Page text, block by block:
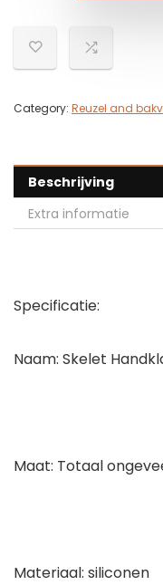
Category: Reuzel and
Beschrijving
Extra informatie
Specificatie:
Naam: Skelet
Maat: Totaal
Materiaal: siliconen